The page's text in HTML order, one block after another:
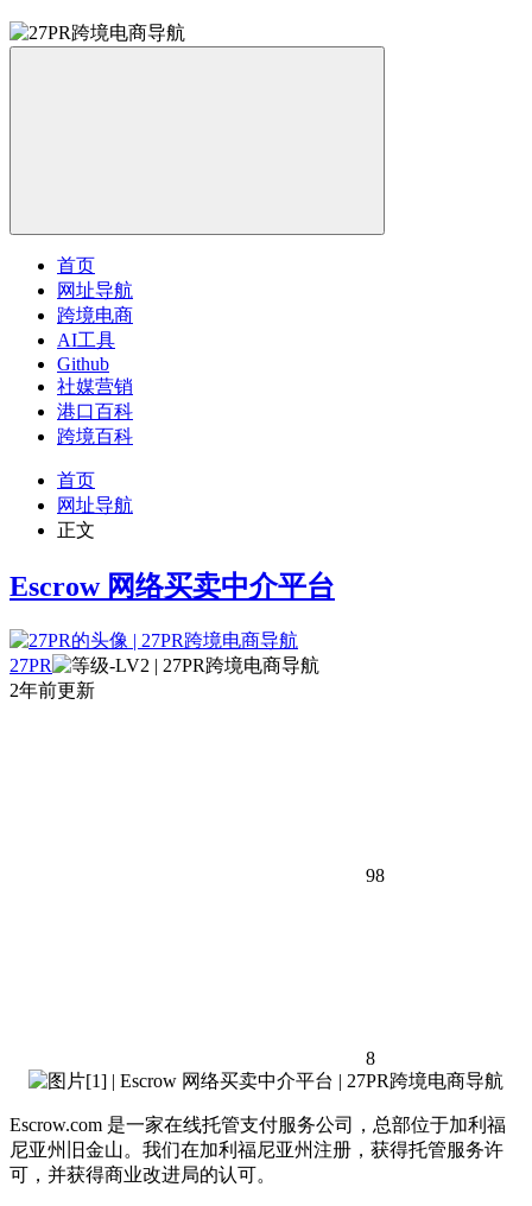
首页
网址导航
跨境电商
AI工具
Github
社媒营销
港口百科
跨境百科
首页
网址导航
正文
Escrow 网络买卖中介平台
27PR
2年前更新
98
8
Escrow.com 是一家在线托管支付服务公司，总部位于加利福
尼亚州旧金山。我们在加利福尼亚州注册，获得托管服务许
可，并获得商业改进局的认可。